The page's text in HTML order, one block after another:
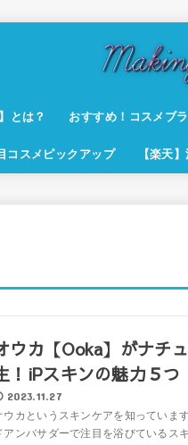
とは？ おすすめ！コスメブ
コスメピックアップ 【楽天
ウカ【Ooka】がナチ
！iPスキンの魅力５つ
2023.11.27
ウカというスキンケアを知っていま
アンバサダーで注目を浴びているス